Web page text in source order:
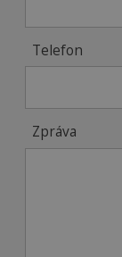
Telefon
Zpráva